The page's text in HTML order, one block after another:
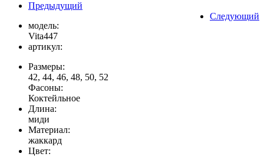
Предыдущий
Следующий
модель:
Vita447
артикул:
Размеры:
42, 44, 46, 48, 50, 52
Фасоны:
Коктейльное
Длина:
миди
Материал:
жаккард
Цвет: